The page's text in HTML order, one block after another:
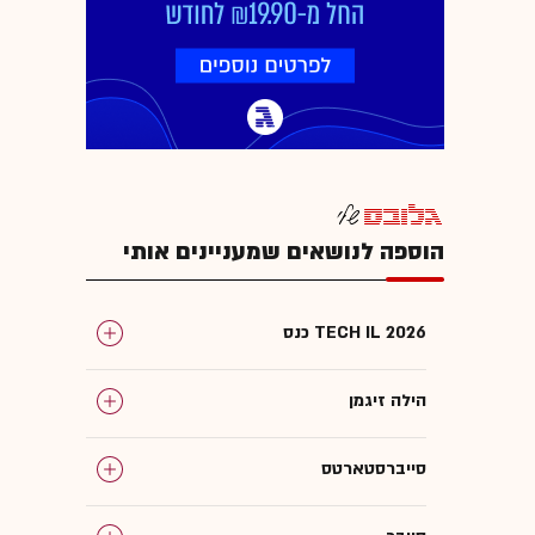
הוספה לנושאים שמעניינים אותי
כנס TECH IL 2026
הילה זיגמן
סייברסטארטס